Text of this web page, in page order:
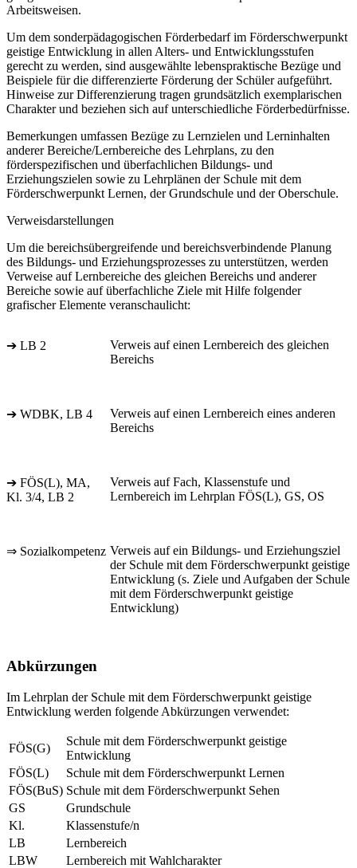
Arbeitsweisen.
Um dem sonderpädagogischen Förderbedarf im Förderschwerpunkt
geistige Entwicklung in allen Alters- und Entwicklungsstufen
gerecht zu werden, sind ausgewählte lebenspraktische Bezüge und
Beispiele für die differenzierte Förderung der Schüler aufgeführt.
Hinweise zur Differenzierung tragen grundsätzlich exemplarischen
Charakter und beziehen sich auf unterschiedliche Förderbedürfnisse.
Bemerkungen umfassen Bezüge zu Lernzielen und Lerninhalten
anderer Bereiche/Lernbereiche des Lehrplans, zu den
förderspezifischen und überfachlichen Bildungs- und
Erziehungszielen sowie zu Lehrplänen der Schule mit dem
Förderschwerpunkt Lernen, der Grundschule und der Oberschule.
Verweisdarstellungen
Um die bereichsübergreifende und bereichsverbindende Planung
des Bildungs- und Erziehungsprozesses zu unterstützen, werden
Verweise auf Lernbereiche des gleichen Bereichs und anderer
Bereiche sowie auf überfachliche Ziele mit Hilfe folgender
grafischer Elemente veranschaulicht:
➔ LB 2
Verweis auf einen Lernbereich des gleichen
Bereichs
➔ WDBK, LB 4
Verweis auf einen Lernbereich eines anderen
Bereichs
➔ FÖS(L), MA,
Kl. 3/4, LB 2
Verweis auf Fach, Klassenstufe und
Lernbereich im Lehrplan FÖS(L), GS, OS
⇒ Sozialkompetenz Verweis auf ein Bildungs- und Erziehungsziel
der Schule mit dem Förderschwerpunkt geistige
Entwicklung (s. Ziele und Aufgaben der Schule
mit dem Förderschwerpunkt geistige
Entwicklung)
Abkürzungen
Im Lehrplan der Schule mit dem Förderschwerpunkt geistige
Entwicklung werden folgende Abkürzungen verwendet:
FÖS(G)
Schule mit dem Förderschwerpunkt geistige
Entwicklung
FÖS(L)
Schule mit dem Förderschwerpunkt Lernen
FÖS(BuS) Schule mit dem Förderschwerpunkt Sehen
GS
Grundschule
Kl.
Klassenstufe/n
LB
Lernbereich
LBW
Lernbereich mit Wahlcharakter